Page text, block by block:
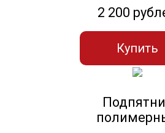
2 200
Купить